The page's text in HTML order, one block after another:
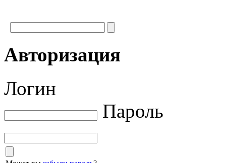
Авторизация
Логин
Пароль